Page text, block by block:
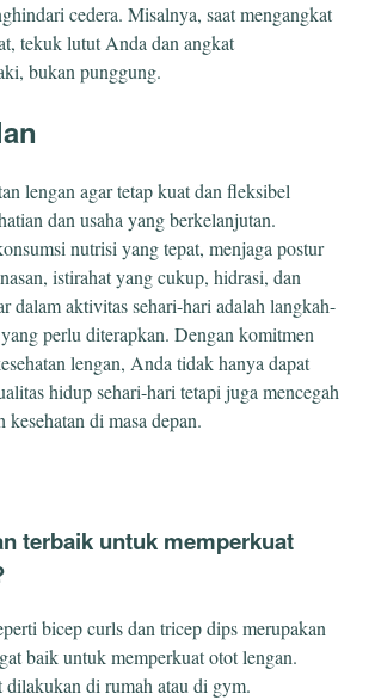
cedera. Misalnya, saat mengangkat
tekuk lutut Anda dan angkat
bukan punggung.
lengan agar tetap kuat dan fleksibel
dan usaha yang berkelanjutan.
nutrisi yang tepat, menjaga postur
istirahat yang cukup, hidrasi, dan
dalam aktivitas sehari-hari adalah langkah-
perlu diterapkan. Dengan komitmen
lengan, Anda tidak hanya dapat
hidup sehari-hari tetapi juga mencegah
kesehatan di masa depan.
terbaik untuk memperkuat
bicep curls dan tricep dips merupakan
baik untuk memperkuat otot lengan.
di rumah atau di gym.